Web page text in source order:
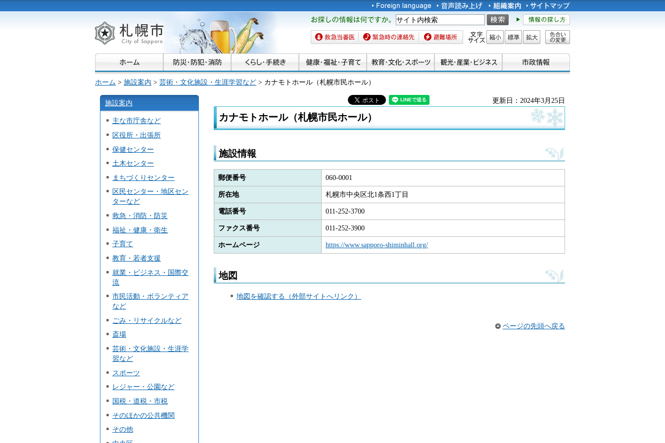
札幌市
お探しの情報は何です
か。
救急当番医 緊急時の連絡先 避難場所 文字サイズ
縮小 標準 拡大
色合い
ホーム > 施設案内 > 芸術・文化施設・生涯学習など > カナモトホール（札幌市民ホール）
施設案内
主な市庁舎など
区役所・出張所
保健センター
土木センター
まちづくりセンター
区民センター・地区セン
ターなど
救急・消防・防災
福祉・健康・衛生
子育て
教育・若者支援
就業・ビジネス・国際交
流
市民活動・ボランティア
など
ごみ・リサイクルなど
斎場
芸術・文化施設・生涯学
習など
スポーツ
レジャー・公園など
国税・道税・市税
そのほかの公共機関
その他
更新日：2024年3月25日
カナモトホール（札幌市民ホール）
施設情報
郵便番号 060-0001
所在地 札幌市中央区北1条西1丁目
電話番号 011-252-3700
ファクス番号 011-252-3900
ホームページ https://www.sapporo-shiminhall.org/
地図
地図を確認する（外部サイトへリンク）
ページの先頭へ戻る